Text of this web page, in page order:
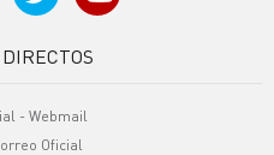
- Webmail
Oficial